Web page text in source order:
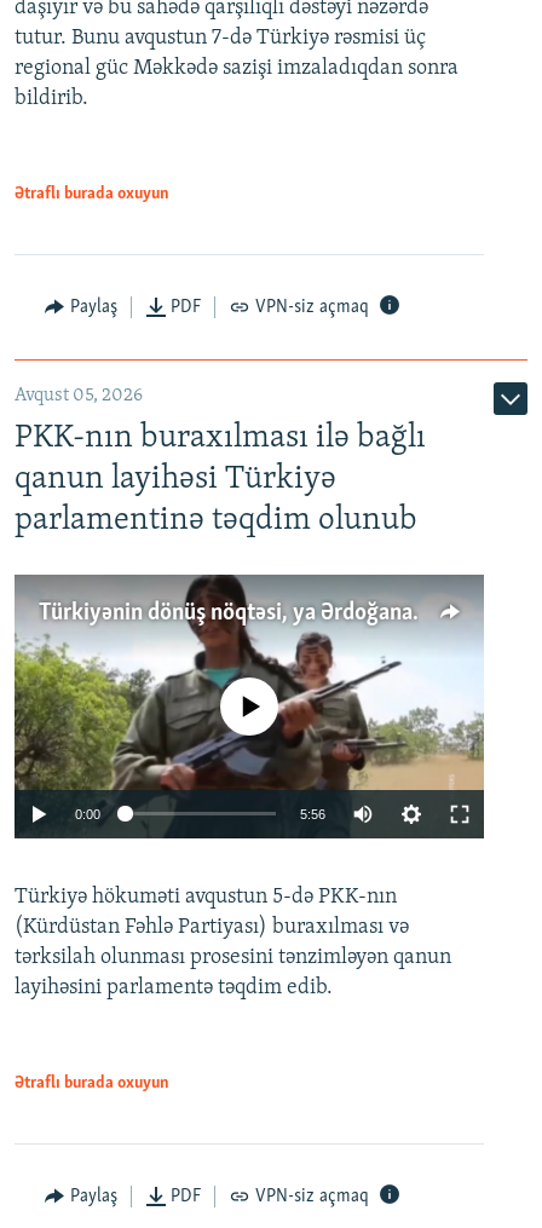
daşıyır və bu sahədə qarşılıqlı dəstəyi nəzərdə
tutur. Bunu avqustun 7-də Türkiyə rəsmisi üç
regional güc Məkkədə sazişi imzaladıqdan sonra
bildirib.
Ətraflı burada oxuyun
Paylaş PDF VPN-siz açmaq
Avqust 05, 2026
PKK-nın buraxılması ilə bağlı
qanun layihəsi Türkiyə
parlamentinə təqdim olunub
Türkiyənin dönüş nöqtəsi, ya Ərdoğana üçüncü şans: PKK ilə qəfil barışıq nə deməkdir?
Auto 240p 360p 480p
720p 1080p
No media source currently available
0:00 5:56
360p
480p
Türkiyə hökuməti avqustun 5-də PKK-nın
(Kürdüstan Fəhlə Partiyası) buraxılması və
tərksilah olunması prosesini tənzimləyən qanun
layihəsini parlamentə təqdim edib.
Ətraflı burada oxuyun
Paylaş PDF VPN-siz açmaq